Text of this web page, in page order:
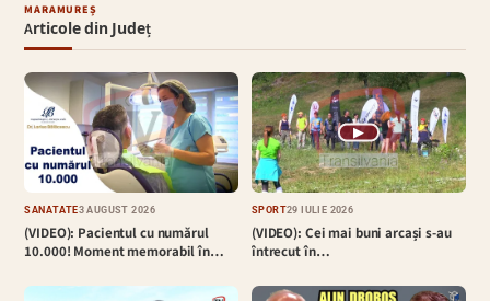
MARAMUREȘ
Articole din Județ
SĂNĂTATE3 AUGUST 2026
(VIDEO): Pacientul cu numărul
10.000! Moment memorabil în…
▶
SPORT29 IULIE 2026
(VIDEO): Cei mai buni arcași s-au
întrecut în…